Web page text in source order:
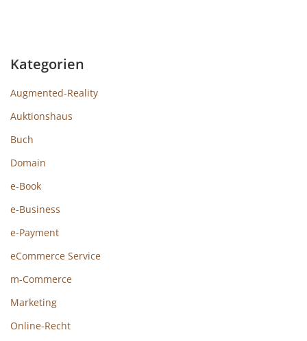
Kategorien
Augmented-Reality
Auktionshaus
Buch
Domain
e-Book
e-Business
e-Payment
eCommerce Service
m-Commerce
Marketing
Online-Recht